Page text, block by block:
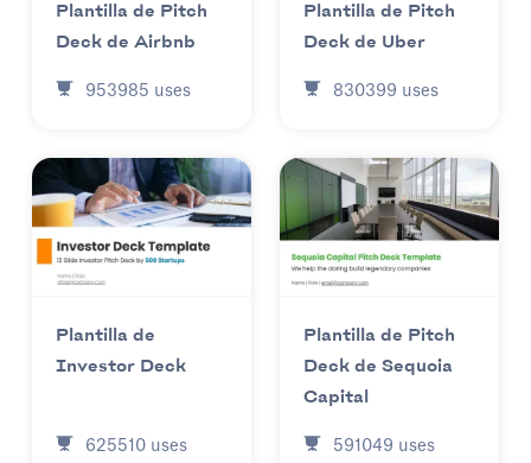
Plantilla de Pitch
Deck de Airbnb
953985 uses
Plantilla de Pitch
Deck de Uber
830399 uses
Plantilla de
Investor Deck
625510 uses
Plantilla de Pitch
Deck de Sequoia
Capital
591049 uses